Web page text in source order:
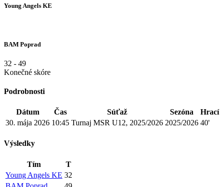
Young Angels KE
BAM Poprad
32 - 49
Konečné skóre
Podrobnosti
Dátum Čas Súťaž Sezóna
Hrací
30. mája 2026 10:45 Turnaj MSR U12, 2025/2026 2025/2026 40'
Výsledky
Tím
T
Young Angels KE 32